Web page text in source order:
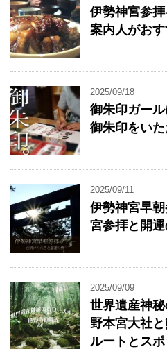
伊勢神宮参
案内人がお
2025/09/18
御朱印ガー
御朱印をい
2025/09/11
伊勢神宮早
宮参拝と開
2025/09/09
世界遺産神
野本宮大社
ルートとス